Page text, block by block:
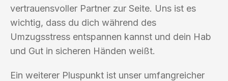
vertrauensvoller Partner zur Seite. Uns ist es
wichtig, dass du dich während des
Umzugsstress entspannen kannst und dein Hab
und Gut in sicheren Händen weißt.
Ein weiterer Pluspunkt ist unser umfangreicher